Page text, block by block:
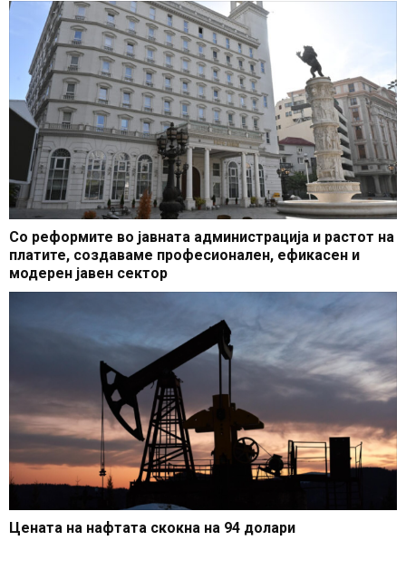
Со реформите во јавната администрација и растот на
платите, создаваме професионален, ефикасен и
модерен јавен сектор
Цената на нафтата скокна на 94 долари